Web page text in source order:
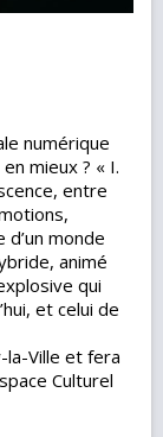
numérique
mieux ? « I.
entre
monde
animé
qui
et celui de
la-Ville et fera
Culturel